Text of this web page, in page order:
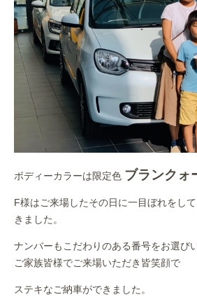
ボディーカラーは限定色 ブランクォ
F様はご来場したその日に一目ぼれをし
きました。
ナンバーもこだわりのある番号をお選び
ご家族皆様でご来場いただき皆笑顔で
ステキなご納車ができました。